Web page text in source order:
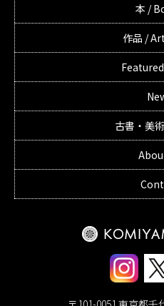
本 /
作品 /
古書・美